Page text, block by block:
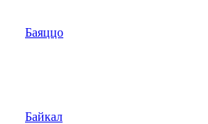
Баяццо
Байкал